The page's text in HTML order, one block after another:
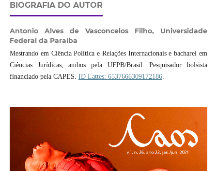
BIOGRAFIA DO AUTOR
Antonio Alves de Vasconcelos Filho, Universidade
Federal da Paraíba
Mestrando em Ciência Política e Relações Internacionais e bacharel em
Ciências Jurídicas, ambos pela UFPB/Brasil. Pesquisador bolsista
financiado pela CAPES. ID Lattes: 6537666309172186.